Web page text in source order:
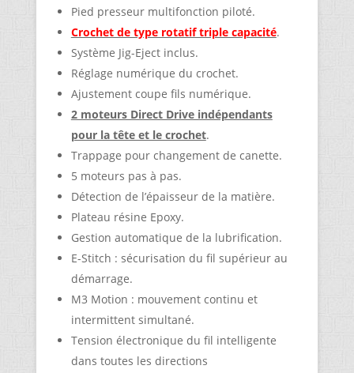
Pied presseur multifonction piloté.
Crochet de type rotatif triple capacité.
Système Jig-Eject inclus.
Réglage numérique du crochet.
Ajustement coupe fils numérique.
2 moteurs Direct Drive indépendants
pour la tête et le crochet.
Trappage pour changement de canette.
5 moteurs pas à pas.
Détection de l’épaisseur de la matière.
Plateau résine Epoxy.
Gestion automatique de la lubrification.
E-Stitch : sécurisation du fil supérieur au
démarrage.
M3 Motion : mouvement continu et
intermittent simultané.
Tension électronique du fil intelligente
dans toutes les directions